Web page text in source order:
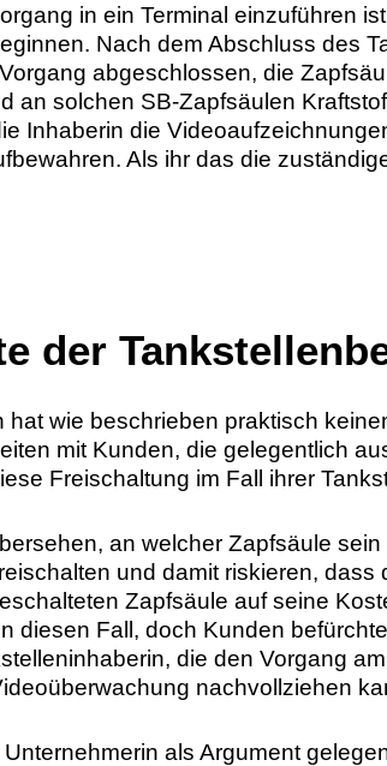
in ein Terminal einzuführen
Nach dem Abschluss des
abgeschlossen, die
an solchen SB-Zapfsäulen
Inhaberin die
Als ihr das die
der
hat wie beschrieben praktisch
mit Kunden, die gelegentlich
Freischaltung im Fall ihrer
an welcher Zapfsäule
und damit riskieren,
Zapfsäule auf seine
diesen Fall, doch Kunden
die den Vorgang
nachvollziehen
als Argument